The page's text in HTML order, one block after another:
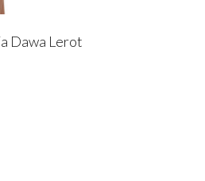
Dawa Lerot